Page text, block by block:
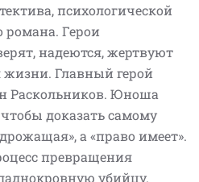
психологической
Герои
надеются, жертвуют
жизни. Главный герой
Раскольников. Юноша
доказать самому
а «право имеет».
превращения
убийцу.